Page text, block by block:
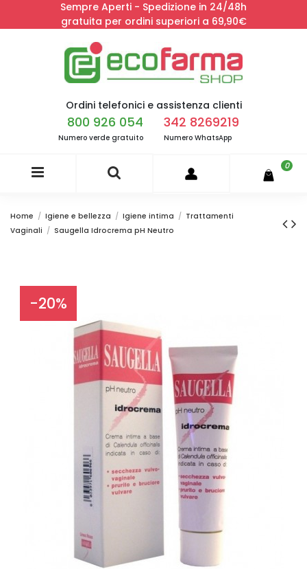
Sempre Aperti - Spedizione in 24/48h
gratuita per ordini superiori a 69,90€
Ordini telefonici e assistenza clienti
800 926 054
Numero verde gratuito
342 8269219
Numero WhatsApp
0
Home Igiene e bellezza Igiene intima
Trattamenti
Vaginali
Saugella Idrocrema pH Neutro
-20%